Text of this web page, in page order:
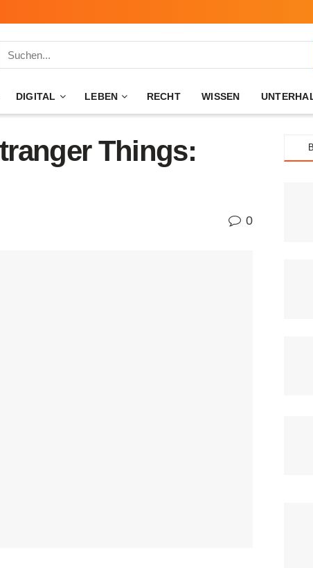
DIGITAL LEBEN RECHT WISSEN
Things:
0